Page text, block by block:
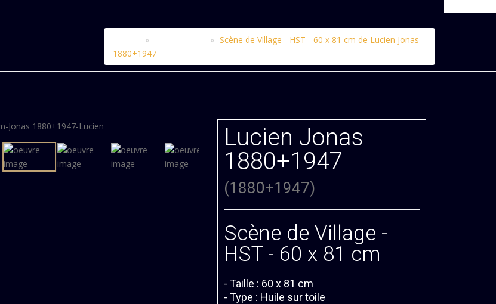
Scène de Village - HST - 60 x 81 cm de Lucien Jonas
1880+1947
Lucien Jonas
1880+1947
(1880+1947)
Scène de Village -
HST - 60 x 81 cm
- Taille : 60 x 81 cm
- Type : Huile sur toile